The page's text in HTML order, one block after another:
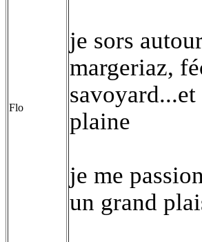
Flo
je sors
margeriaz,
plaine
je me
un grand